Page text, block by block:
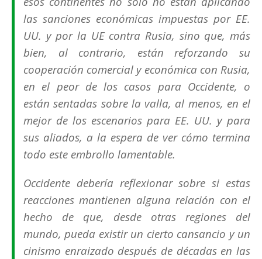
las sanciones económicas impuestas por EE.
UU. y por la UE contra Rusia, sino que, más
bien, al contrario, están reforzando su
cooperación comercial y económica con Rusia,
en el peor de los casos para Occidente, o
estánsentadas sobre la valla, al menos, en el
mejor de los escenarios para EE. UU. y para
sus aliados, a la espera de ver cómo termina
todo este embrollo lamentable.
Occidente debería reflexionar sobre si estas
reacciones mantienen alguna relación con el
hecho de que, desde otras regiones del
mundo, pueda existir un cierto cansancio y un
cinismo enraizado después de décadas en las